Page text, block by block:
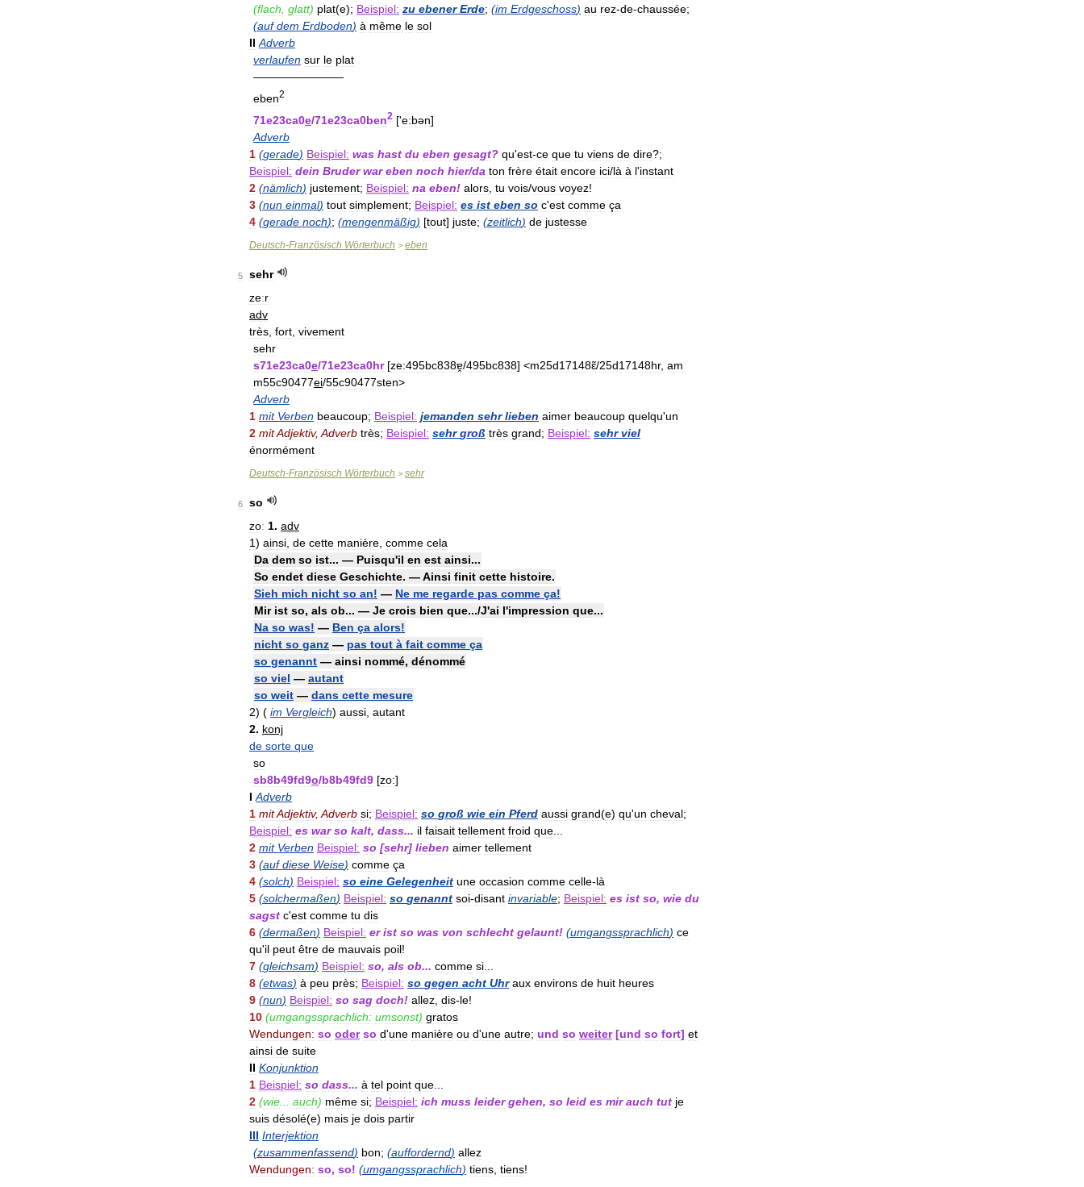
(flach, glatt) plat(e); Beispiel: zu ebener Erde; (im Erdgeschoss) au rez-de-chaussée;
(auf dem Erdboden) à même le sol
II Adverb
verlaufen sur le plat
————————
eben2
71e23ca0e/71e23ca0ben2 ['e:bən]
Adverb
1 (gerade) Beispiel: was hast du eben gesagt? qu'est-ce que tu viens de dire?;
Beispiel: dein Bruder war eben noch hier/da ton frère était encore ici/là à l'instant
2 (nämlich) justement; Beispiel: na eben! alors tu vois/vous voyez!
3 (nun einmal) tout simplement; Beispiel: es ist eben so c'est comme ça
4 (gerade noch); (mengenmäßig) [tout] juste; (zeitlich) de justesse
Deutsch-Französisch Wörterbuch > eben
5
sehr
zeːr
adv
très fort vivement
sehr
s71e23ca0e/71e23ca0hr[ze:495bc838ɐ̯/495bc838] <m25d17148ɛ̃/25d17148hr, am
m55c90477ei/55c90477sten>
Adverb
1 mit Verben beaucoup; Beispiel: jemanden sehr lieben aimer beaucoup quelqu'un
2 mitAdjektiv, Adverb très; Beispiel: sehr groß très grand; Beispiel: sehr viel
énormément
Deutsch-Französisch Wörterbuch > sehr
6
so
zoː 1. adv
1) ainsi de cette manière comme cela
Da dem so ist... — Puisqu'il en est ainsi...
So endet diese Geschichte. —Ainsi finit cette histoire.
Sieh mich nicht so an! — Ne me regarde pas comme ça!
Mir ist so, als ob... — Je crois bien que.../J'ai l'impression que...
Na so was! — Ben ça alors!
nicht so ganz — pas tout à fait comme ça
so genannt — ainsi nommé, dénommé
so viel — autant
so weit — dans cette mesure
2) ( im Vergleich) aussi autant
2. konj
de sorte que
so
sb8b49fd9o/b8b49fd9 [zo:]
I Adverb
1 mitAdjektiv, Adverb si; Beispiel: so groß wie ein Pferd aussi grand(e) qu'un cheval;
Beispiel: es war so kalt, dass... il faisait tellement froid que
2 mit Verben Beispiel: so [sehr] lieben aimer tellement
3 (auf diese Weise) comme ça
4 (solch) Beispiel: so eine Gelegenheit une occasion comme celle-là
5 (solchermaßen) Beispiel: so genannt soi-disant invariable; Beispiel: es ist so, wie du
sagst c'est comme tu dis
6 (dermaßen) Beispiel: er ist so was von schlecht gelaunt! (umgangssprachlich) ce
qu'il peut être de mauvais poil!
7 (gleichsam) Beispiel: so, als ob... comme si
8 (etwas) à peu près; Beispiel: so gegen acht Uhr aux environs de huit heures
9 (nun) Beispiel: so sag doch! allez dis-le!
10 (umgangssprachlich: umsonst) gratos
Wendungen: so oder so d'une manière ou d'une autre; und so weiter[und so fort] et
ainsi de suite
II Konjunktion
1 Beispiel: so dass... à tel point que
2 (wie auch) même si; Beispiel: ich muss leider gehen, so leid es mir auch tut je
suis désolé(e) mais je dois partir
III Interjektion
(zusammenfassend) bon; (auffordernd) allez
Wendungen: so, so! (umgangssprachlich) tiens tiens!